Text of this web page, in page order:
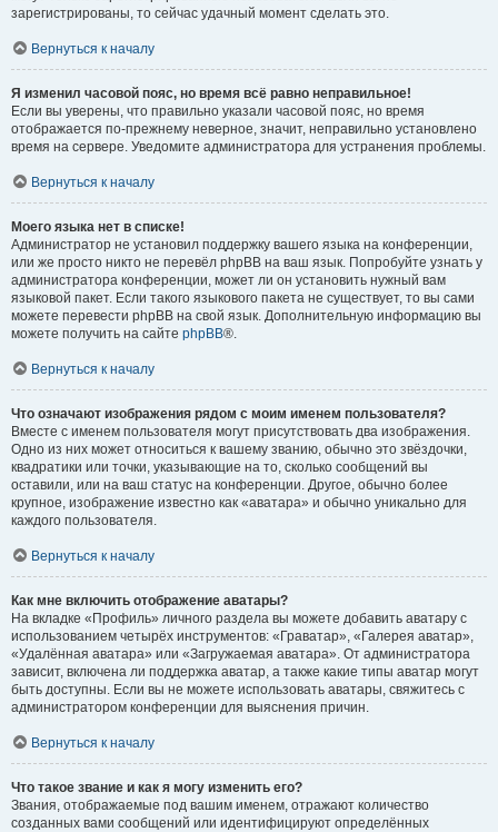
зарегистрированы, то сейчас удачный момент сделать это.
Вернуться к началу
Я изменил часовой пояс, но время всё равно неправильное!
Если вы уверены, что правильно указали часовой пояс, но время
отображается по-прежнему неверное, значит, неправильно установлено
время на сервере. Уведомите администратора для устранения проблемы.
Вернуться к началу
Моего языка нет в списке!
Администратор не установил поддержку вашего языка на конференции,
или же просто никто не перевёл phpBB на ваш язык. Попробуйте узнать у
администратора конференции, может ли он установить нужный вам
языковой пакет. Если такого языкового пакета не существует, то вы сами
можете перевести phpBB на свой язык. Дополнительную информацию вы
можете получить на сайте phpBB®.
Вернуться к началу
Что означают изображения рядом с моим именем пользователя?
Вместе с именем пользователя могут присутствовать два изображения.
Одно из них может относиться к вашему званию, обычно это звёздочки,
квадратики или точки, указывающие на то, сколько сообщений вы
оставили, или на ваш статус на конференции. Другое, обычно более
крупное, изображение известно как «аватара» и обычно уникально для
каждого пользователя.
Вернуться к началу
Как мне включить отображение аватары?
На вкладке «Профиль» личного раздела вы можете добавить аватару с
использованием четырёх инструментов: «Граватар», «Галерея аватар»,
«Удалённая аватара» или «Загружаемая аватара». От администратора
зависит, включена ли поддержка аватар, а также какие типы аватар могут
быть доступны. Если вы не можете использовать аватары, свяжитесь с
администратором конференции для выяснения причин.
Вернуться к началу
Что такое звание и как я могу изменить его?
Звания, отображаемые под вашим именем, отражают количество
созданных вами сообщений или идентифицируют определённых